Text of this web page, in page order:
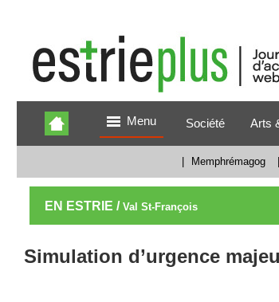
Menu Société Arts
Memphrémagog
EN ESTRIE / Val St-François
Simulation d’urgence